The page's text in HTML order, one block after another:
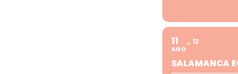
11
AGO
12
SALAMANCA